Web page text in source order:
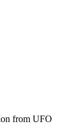
from UFO